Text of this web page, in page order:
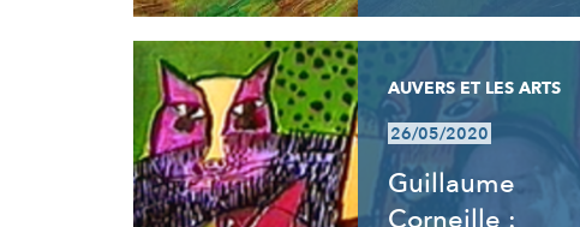
AUVERS ET LES ARTS
26/05/2020
Guillaume
Corneille :